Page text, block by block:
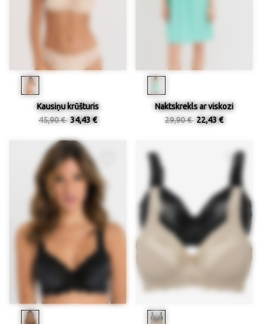
Kausiņu krūšturis
45,90 € 34,43 €
Naktskrekls ar viskozi
29,90 € 22,43 €